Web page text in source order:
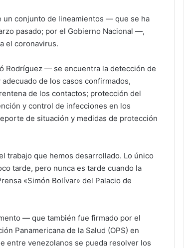
un conjunto de lineamientos — que se ha
pasado; por el Gobierno Nacional —,
el coronavirus.
Rodríguez — se encuentra la detección de
de los casos confirmados,
de los contactos; protección del
y control de infecciones en los
de situación y medidas de protección
trabajo que hemos desarrollado. Lo único
tarde, pero nunca es tarde cuando la
«Simón Bolívar» del Palacio de
— que también fue firmado por el
Panamericana de la Salud (OPS) en
entre venezolanos se pueda resolver los